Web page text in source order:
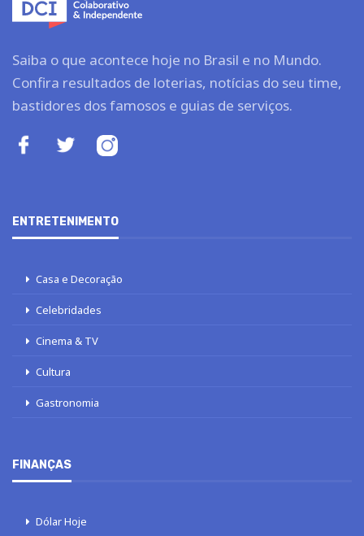
Saiba o que acontece hoje no Brasil e no Mundo.
Confira resultados de loterias, notícias do seu time,
bastidores dos famosos e guias de serviços.
ENTRETENIMENTO
Casa e Decoração
Celebridades
Cinema & TV
Cultura
Gastronomia
FINANÇAS
Dólar Hoje